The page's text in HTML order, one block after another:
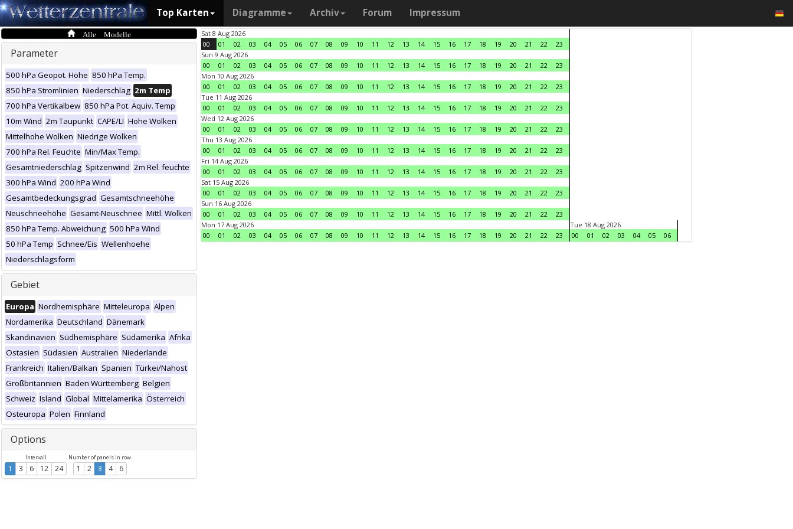
Top Karten Diagramme Archiv Forum Impressum
Alle Modelle
Parameter
500 hPa Geopot. Höhe 850 hPa Temp.
850 hPa Stromlinien Niederschlag 2m Temp
700 hPa Vertikalbew 850 hPa Pot. Äquiv. Temp
10m Wind 2m Taupunkt CAPE/LI Hohe Wolken
Mittelhohe Wolken Niedrige Wolken
700 hPa Rel. Feuchte Min/Max Temp.
Gesamtniederschlag Spitzenwind 2m Rel. feuchte
300 hPa Wind 200 hPa Wind
Gesamtbedeckungsgrad Gesamtschneehöhe
Neuschneehöhe Gesamt-Neuschnee Mittl. Wolken
850 hPa Temp. Abweichung 500 hPa Wind
50 hPa Temp Schnee/Eis Wellenhoehe
Niederschlagsform
Gebiet
Europa Nordhemisphäre Mitteleuropa Alpen
Nordamerika Deutschland Dänemark
Skandinavien Südhemisphäre Südamerika Afrika
Ostasien Südasien Australien Niederlande
Frankreich Italien/Balkan Spanien Türkei/Nahost
Großbritannien Baden Württemberg Belgien
Schweiz Island Global Mittelamerika Österreich
Osteuropa Polen Finnland
Options
Intervall
1 3 6 12 24
Number of panels in row
1 2 3 4 6
Sat 8 Aug 2026
00
01 02 03 04 05 06 07 08 09 10 11 12 13 14 15 16 17 18 19 20 21 22
23
Sun 9 Aug 2026
00
01 02 03 04 05 06 07 08 09 10 11 12 13 14 15 16 17 18 19 20 21 22
23
Mon 10 Aug 2026
00
01 02 03 04 05 06 07 08 09 10 11 12 13 14 15 16 17 18 19 20 21 22
23
Tue 11 Aug 2026
00
01 02 03 04 05 06 07 08 09 10 11 12 13 14 15 16 17 18 19 20 21 22
23
Wed 12 Aug 2026
00
01 02 03 04 05 06 07 08 09 10 11 12 13 14 15 16 17 18 19 20 21 22
23
Thu 13 Aug 2026
00
01 02 03 04 05 06 07 08 09 10 11 12 13 14 15 16 17 18 19 20 21 22
23
Fri 14 Aug 2026
00
01 02 03 04 05 06 07 08 09 10 11 12 13 14 15 16 17 18 19 20 21 22
23
Sat 15 Aug 2026
00
01 02 03 04 05 06 07 08 09 10 11 12 13 14 15 16 17 18 19 20 21 22
23
Sun 16 Aug 2026
00
01 02 03 04 05 06 07 08 09 10 11 12 13 14 15 16 17 18 19 20 21 22
23
Mon 17 Aug 2026
00
01 02 03 04 05 06 07 08 09 10 11 12 13 14 15 16 17 18 19 20 21 22 23
Tue 18 Aug 2026
00
01 02 03 04 05 06